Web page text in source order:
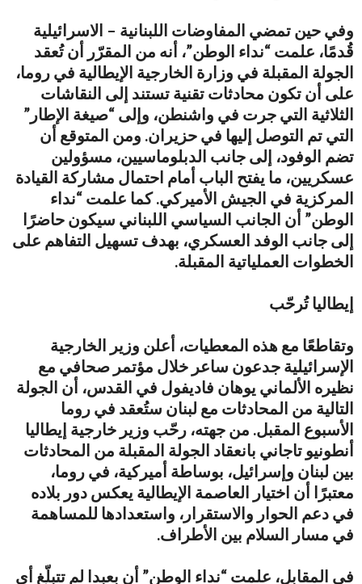
وفي حين تمضي المفاوضات اللبنانية – الاسرائيلية
قُدمًا، علمت “نداء الوطن”، أنه من المقرّر أن تُعقد
الجولة المقبلة في وزارة الخارجية الإيطالية في روما،
على أن تكون محادثات تقنية تستند إلى النقاشات
الثلاثية التي جرت في واشنطن، وإلى “صيغة الإطار”
التي تم التوصل إليها في حزيران. ومن المتوقع أن
تضم الوفود، إلى جانب الدبلوماسيين، مسؤولين
عسكريين، ما يفتح الباب أمام احتمال مشاركة القيادة
المركزية في الجيش الأميركي. كما علمت “نداء
الوطن” أن الجانب السياسي اللبناني سيكون حاضرًا
إلى جانب الوفد العسكري، بهدف تسهيل التفاهم على
الخطوات العملياتية المقبلة.
إيطاليا تُرحّب
وتقاطعًا مع هذه المعطيات، أعلن وزير الخارجية
الإسرائيلية جدعون ساعر خلال مؤتمر صحافي مع
نظيره الألماني يوهان فاديفول في القدس، أن الجولة
التالية من المحادثات مع لبنان ستُعقد في روما
الأسبوع المقبل. من جهته، رحّب وزير خارجية إيطاليا
أنطونيو تاجاني بانعقاد الجولة المقبلة من المحادثات
بين لبنان وإسرائيل، بوساطة أميركية، في روما،
معتبرًا أن اختيار العاصمة الإيطالية يعكس دور بلاده
في دعم الحوار والاستقرار، واستعدادها للمساهمة
في مسار السلام بين الأطراف.
في المقابل، علمت “نداء الوطن” أن بعبدا لم تتبلّغ أي